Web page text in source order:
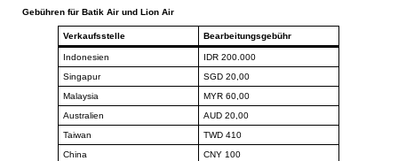
Gebühren für Batik Air und Lion Air
Verkaufsstelle Bearbeitungsgebühr
Indonesien
IDR 200.000
Singapur
SGD 20,00
Malaysia
MYR 60,00
Australien
AUD 20,00
Taiwan
TWD 410
China
CNY 100